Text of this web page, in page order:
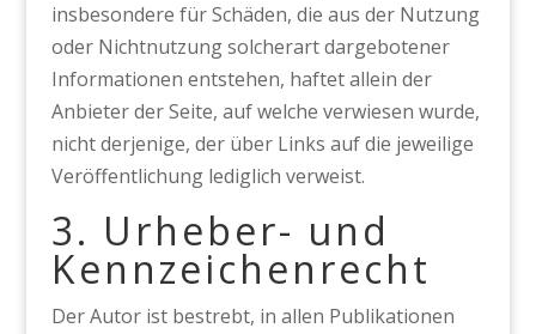
insbesondere für Schäden, die aus der Nutzung
oder Nichtnutzung solcherart dargebotener
Informationen entstehen, haftet allein der
Anbieter der Seite, auf welche verwiesen wurde,
nicht derjenige, der über Links auf die jeweilige
Veröffentlichung lediglich verweist.
3. Urheber- und
Kennzeichenrecht
Der Autor ist bestrebt, in allen Publikationen